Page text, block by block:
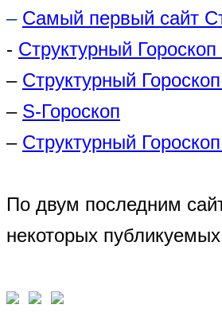
– Самый первый сайт
- Структурный
– Структурный
– S-Гороскоп
– Структурный
По двум последним
некоторых